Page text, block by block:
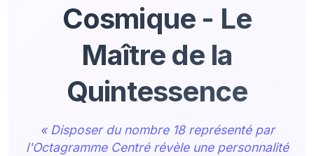
Cosmique - Le
Maître de la
Quintessence
« Disposer du nombre 18 représenté par
l'Octagramme Centré révèle une personnalité